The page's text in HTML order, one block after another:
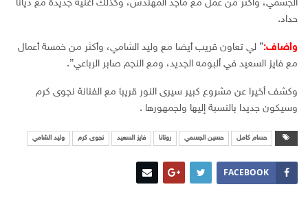
الجسمي، وأكثر من عمل مع ماجد المهندس، وكذلك أغنية جديدة مع ديانا
حداد.
وأضاف:” لي تعاون قريب أيضا مع وليد الشامي، وأكثر من خمسة أعمال
مع فايز السعيد في ألبومه الجديد، ومع النجم صابر الرباعي”.
وكشف أخيرا عن مشروع كبير سيرى النور قريبا مع الفنانة نجوى كرم
وسيكون جديدا بالنسبة إليها ولجمهورها .
حسام كامل حسين الجسمي روتانا فايز السعيد نجوى كرم وليد الشامي
FACEBOOK